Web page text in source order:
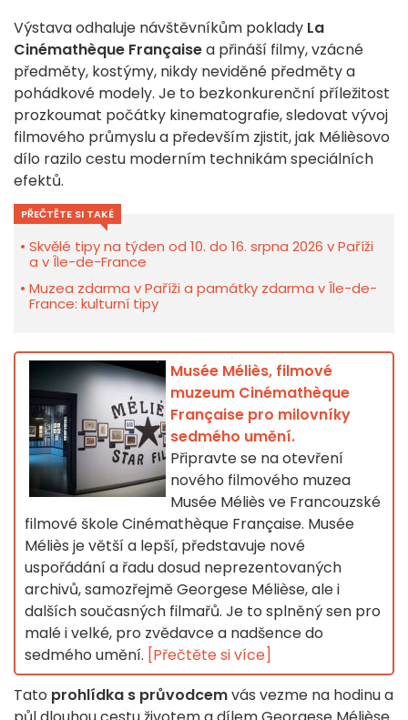
Výstava odhaluje návštěvníkům poklady La
Cinémathèque Françaisea přináší filmy, vzácné
předměty, kostýmy, nikdy neviděné předměty a
pohádkové modely. Je to bezkonkurenční příležitost
prozkoumat počátky kinematografie, sledovat vývoj
filmového průmyslu a především zjistit, jak Mélièsovo
dílo razilo cestu moderním technikám speciálních
efektů.
PŘEČTĚTE SI TAKÉ
Skvělé tipy na týden od 10. do 16. srpna 2026 v Paříži
a v Île-de-France
Muzea zdarma v Paříži a památky zdarma v Île-de-
France: kulturní tipy
Musée Méliès, filmové
muzeum Cinémathèque
Française pro milovníky
sedmého umění.
Připravte se na otevření
nového filmového muzea
Musée Méliès ve Francouzské
filmové škole Cinémathèque Française. Musée
Méliès je větší a lepší, představuje nové
uspořádání a řadu dosud neprezentovaných
archivů, samozřejmě Georgese Mélièse, ale i
dalších současných filmařů. Je to splněný sen pro
malé i velké, pro zvědavce a nadšence do
sedmého umění. [Přečtěte si více]
Tato prohlídka s průvodcemvás vezme na hodinu a